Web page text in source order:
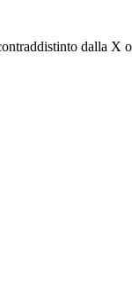
dalla